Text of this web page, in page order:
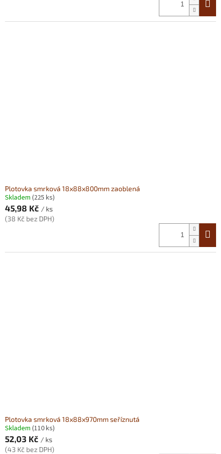
Plotovka smrková 18x88x800mm zaoblená
Skladem (225 ks)
45,98 Kč / ks
(38 Kč bez DPH)
Plotovka smrková 18x88x970mm seříznutá
Skladem (110 ks)
52,03 Kč / ks
(43 Kč bez DPH)